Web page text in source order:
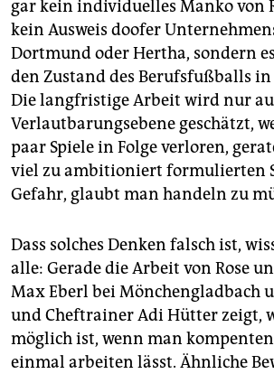
gar kein individuelles Manko von
kein Ausweis doofer
Dortmund oder Hertha, sondern
den Zustand des Berufsfußballs
Die langfristige Arbeit wird nur
Verlautbarungsebene geschätzt,
paar Spiele in Folge verloren,
viel zu ambitioniert formulierten
Gefahr, glaubt man handeln zu
Dass solches Denken falsch ist,
alle: Gerade die Arbeit von Rose
Max Eberl bei Mönchengladbach
und Cheftrainer Adi Hütter zeigt,
möglich ist, wenn man
einmal arbeiten lässt. Ähnliche